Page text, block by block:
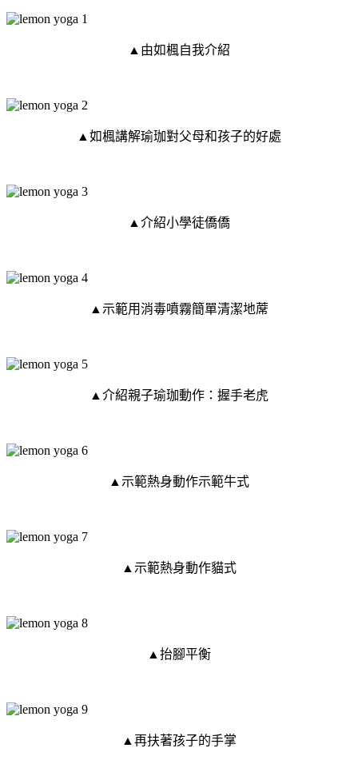
▲由如楓自我介紹
▲如楓講解瑜珈對父母和孩子的好處
▲介紹小學徒僑僑
▲示範用消毒噴霧簡單清潔地蓆
▲介紹親子瑜珈動作：握手老虎
▲示範熱身動作示範牛式
▲示範熱身動作貓式
▲抬腳平衡
▲再扶著孩子的手掌